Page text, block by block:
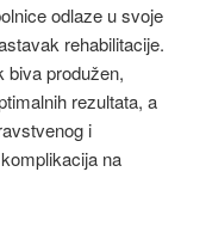
odlaze u svoje
rehabilitacije.
biva produžen,
rezultata, a
i
na